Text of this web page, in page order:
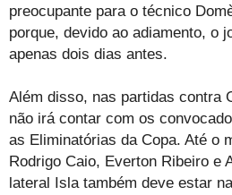
preocupante para o técnico
porque, devido ao adiamento, o
apenas dois dias antes.
Além disso, nas partidas contra
não irá contar com os
as Eliminatórias da Copa. Até o
Rodrigo Caio, Everton Ribeiro e
lateral Isla também deve estar